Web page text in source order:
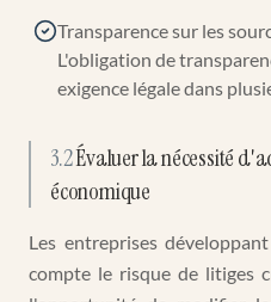
Transparence sur les
L'obligation de
exigence légale dans
3.2Évaluer la nécessité
économique
Les entreprises
compte le risque de litiges